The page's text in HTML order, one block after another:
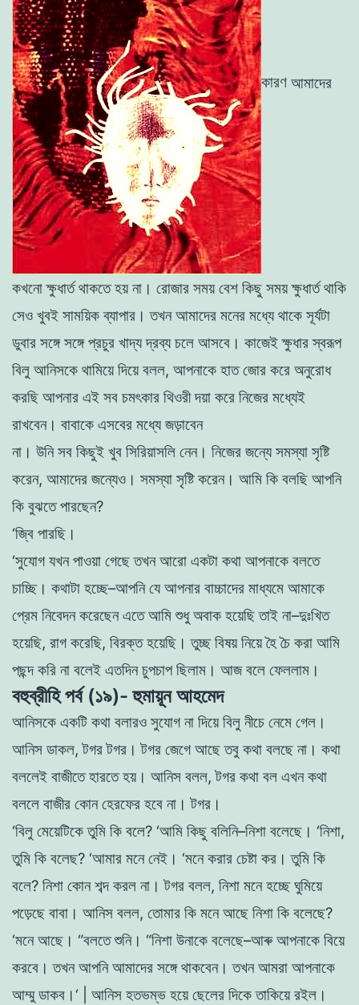
কারণ আমাদের
কখনােক্ষুধার্তথাকতেহয়না । রােজার সময়বেশ কিছু সময়ক্ষুধার্তথাকি
সেও খুবই সাময়িকব্যাপার ।তখনআমাদের মনের মধ্যেথাকে সূর্যটা
ডুবার সঙ্গেসঙ্গেপ্রচুর খাদ্যদ্রব্যচলে আসবে । কাজেইক্ষুধারস্বরূপ
বিলু আনিসকে থামিয়েদিয়েবলল, আপনাকে হাতজোর করে অনুরােধ
করছি আপনার এই সব চমৎকার থিওরীদয়া করে নিজের মধ্যেই
রাখবেন। বাবাকে এসবের মধ্যেজড়াবেন
না । উনিসব কিছুই খুব সিরিয়াসলি নেন। নিজের জন্যেসমস্যা সৃষ্টি
করেন, আমাদের জন্যেও । সমস্যা সৃষ্টিকরেন। আমি কি বলছি আপনি
কি বুঝতেপারছেন?
‘জ্বি পারছি ।
‘সুযােগ যখনপাওয়া গেছেতখনআরাে একটা কথা আপনাকে বলতে
চাচ্ছি। কথাটা হচ্ছে–আপনিযেআপনার বাচ্চাদের মাধ্যমে আমাকে
প্রেম নিবেদনকরেছেনএতেআমি শুধুঅবাক হয়েছিতাই না–দুঃখিত
হয়েছি, রাগ করেছি, বিরক্তহয়েছি ।তুচ্ছবিষয় নিয়েহৈচৈ করা আমি
পছন্দকরি না বলেই এতদিনচুপচাপছিলাম । আজবলে ফেললাম ।
বহুব্রীহি পর্ব (১৯)- হুমায়ূন আহমেদ
আনিসকে একটি কথা বলারও সুযােগ না দিয়েবিলু নীচে নেমে গেল ।
আনিস ডাকল,টগরটগর ।টগর জেগে আছেতবু কথা বলছে না । কথা
বললেই বাজীতেহারতেহয়। আনিস বলল,টগর কথা বল এখনকথা
বললে বাজীর কোনহেরফের হবে না ।টগর ।
‘বিলু মেয়েটিকেতুমি কি বলে? ‘আমি কিছু বলিনি–নিশা বলেছে । ‘নিশা,
তুমি কি বলেছ? ‘আমার মনেনেই । ‘মনেকরার চেষ্টা কর ।তুমি কি
বলে? নিশা কোনশব্দকরল না ।টগর বলল, নিশা মনেহচ্ছেঘুমিয়ে
পড়েছে বাবা । আনিস বলল, তােমার কি মনেআছে নিশা কি বলেছে?
‘মনেআছে । “বলতেশুনি। “নিশা উনাকে বলেছে–আৰু আপনাকে বিয়ে
করবে ।তখনআপনিআমাদের সঙ্গেথাকবেন।তখনআমরা আপনাকে
আম্মুডাকব । ‘ আনিস হতভম্ভ হয়েছেলের দিকেতাকিয়েরইল ।